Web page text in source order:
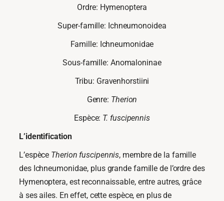
Ordre: Hymenoptera
Super-famille: Ichneumonoidea
Famille: Ichneumonidae
Sous-famille: Anomaloninae
Tribu: Gravenhorstiini
Genre: Therion
Espèce: T. fuscipennis
L’identification
L’espèce Therion fuscipennis, membre de la famille
des Ichneumonidae, plus grande famille de l’ordre des
Hymenoptera, est reconnaissable, entre autres, grâce
à ses ailes. En effet, cette espèce, en plus de